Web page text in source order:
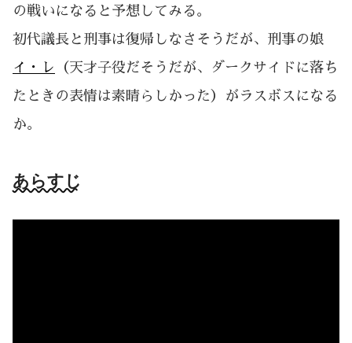
の戦いになると予想してみる。
初代議長と刑事は復帰しなさそうだが、刑事の娘
イ・レ
（天才子役だそうだが、ダークサイドに落ち
たときの表情は素晴らしかった）がラスボスになる
か。
あらすじ